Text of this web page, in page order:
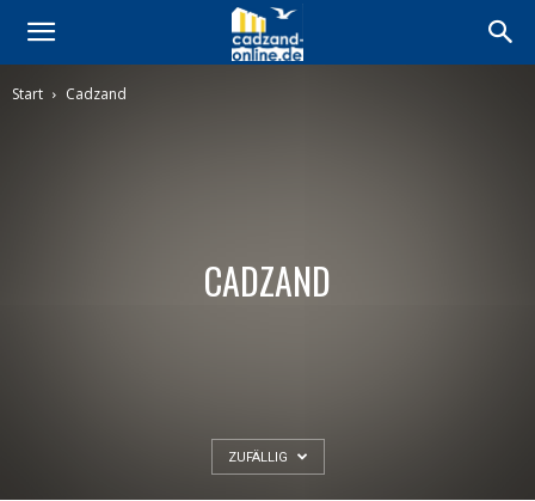
Start Cadzand
CADZAND
ZUFÄLLIG